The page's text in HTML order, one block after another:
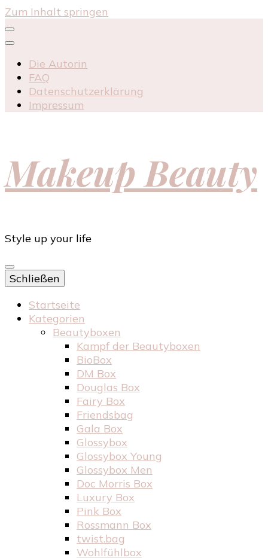
Zum Inhalt springen
Die Autorin
FAQ
Datenschutzerklärung
Impressum
Makeup Beauty
Style up your life
Schließen
Startseite
Kategorien
Beautyboxen
Kampf der Beautyboxen
BioBox
DM Box
Douglas Box
Fairy Box
Friendsbag
Gala Box
Glossybox
Glossybox Young
Glossybox Men
Doc Morris Box
Luxury Box
Pink Box
Rossmann Box
twist.bag
Wohlfühlbox